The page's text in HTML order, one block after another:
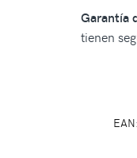
Garantía
tienen
EAN: